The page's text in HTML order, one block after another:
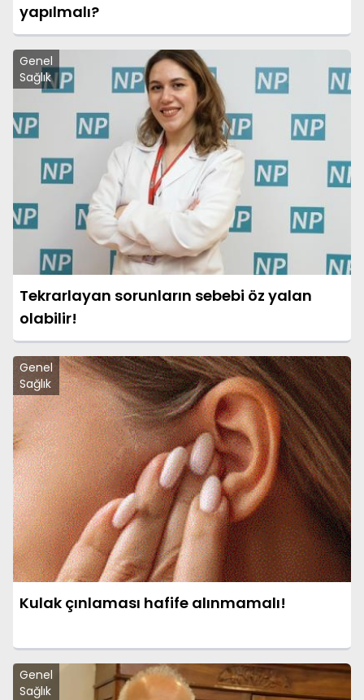
yapılmalı?
Genel
Sağlık
Tekrarlayan sorunların sebebi öz yalan
olabilir!
Genel
Sağlık
Kulak çınlaması hafife alınmamalı!
Genel
Sağlık